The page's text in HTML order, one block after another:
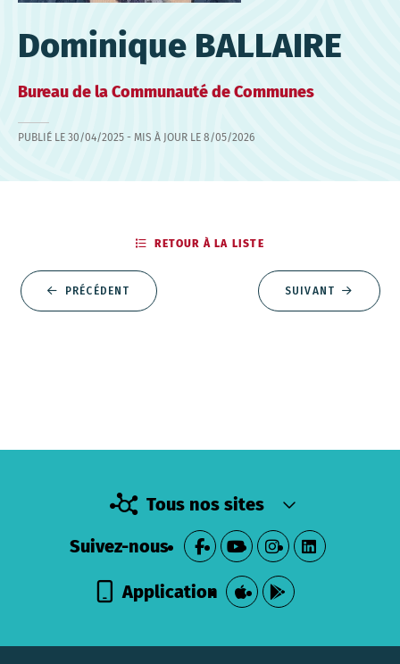
Dominique BALLAIRE
Bureau de la Communauté de Communes
PUBLIÉ LE 30/04/2025 - MIS À JOUR LE 8/05/2026
PRÉCÉDENT
RETOUR À LA LISTE
SUIVANT
Tous nos sites
Suivez-nous
Application